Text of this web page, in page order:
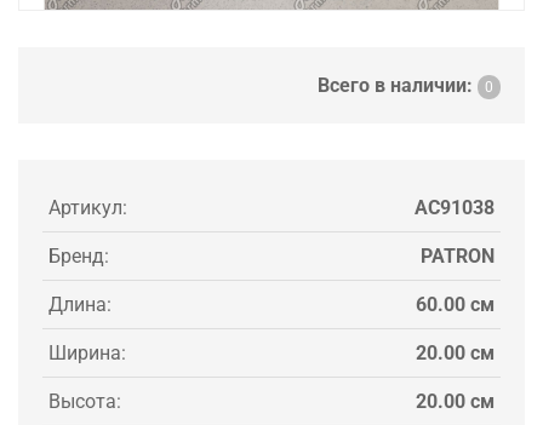
Всего в наличии: 0
Артикул: AC91038
Бренд: PATRON
Длина: 60.00 см
Ширина: 20.00 см
Высота: 20.00 см